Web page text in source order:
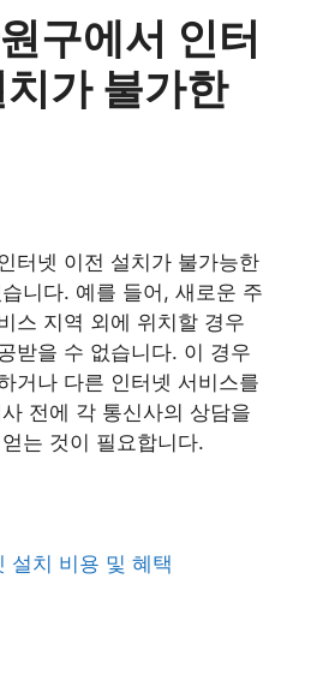
구에서 인터
가 불가한
터넷 이전 설치가 불가능한
니다. 예를 들어, 새로운 주
스 지역 외에 위치할 경우
받을 수 없습니다. 이 경우
거나 다른 인터넷 서비스를
전에 각 통신사의 상담을
는 것이 필요합니다.
설치 비용 및 혜택